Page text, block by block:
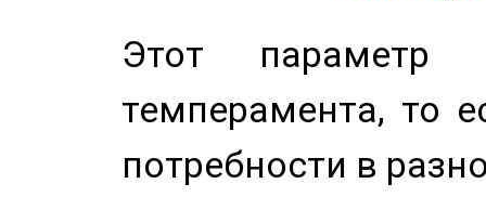
Этот параметр
темперамента, то
потребности в